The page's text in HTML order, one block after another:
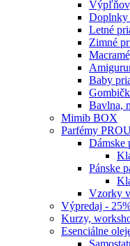
Doplnky
Letné
Zimné
Baby
Bavlna,
Mimib BOX
Parfémy
Dámske
Pánske
Vzorky
Výpredaj -
Kurzy,
Esenciálne